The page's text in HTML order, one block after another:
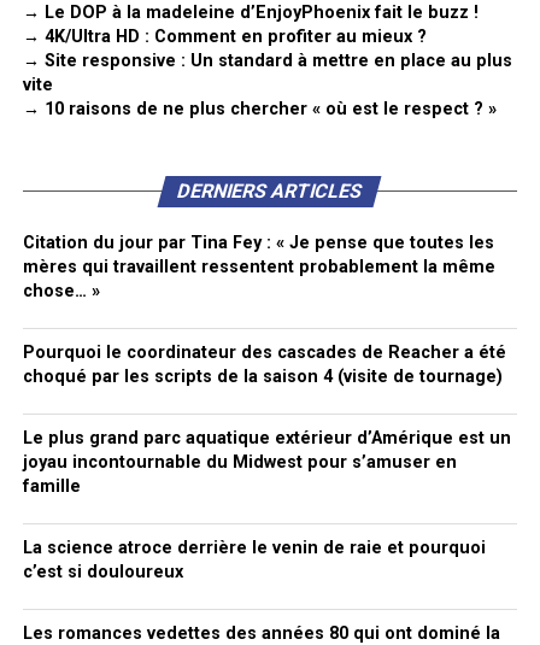
→ Le DOP à la madeleine d’EnjoyPhoenix fait le buzz !
→ 4K/Ultra HD : Comment en profiter au mieux ?
→ Site responsive : Un standard à mettre en place au plus
vite
→ 10 raisons de ne plus chercher « où est le respect ? »
DERNIERS ARTICLES
Citation du jour par Tina Fey : « Je pense que toutes les
mères qui travaillent ressentent probablement la même
chose… »
Pourquoi le coordinateur des cascades de Reacher a été
choqué par les scripts de la saison 4 (visite de tournage)
Le plus grand parc aquatique extérieur d’Amérique est un
joyau incontournable du Midwest pour s’amuser en
famille
La science atroce derrière le venin de raie et pourquoi
c’est si douloureux
Les romances vedettes des années 80 qui ont dominé la